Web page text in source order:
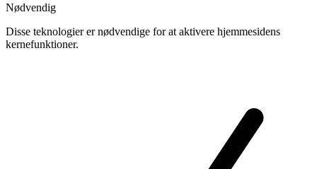
Nødvendig
Disse teknologier er nødvendige for at aktivere hjemmesidens
kernefunktioner.